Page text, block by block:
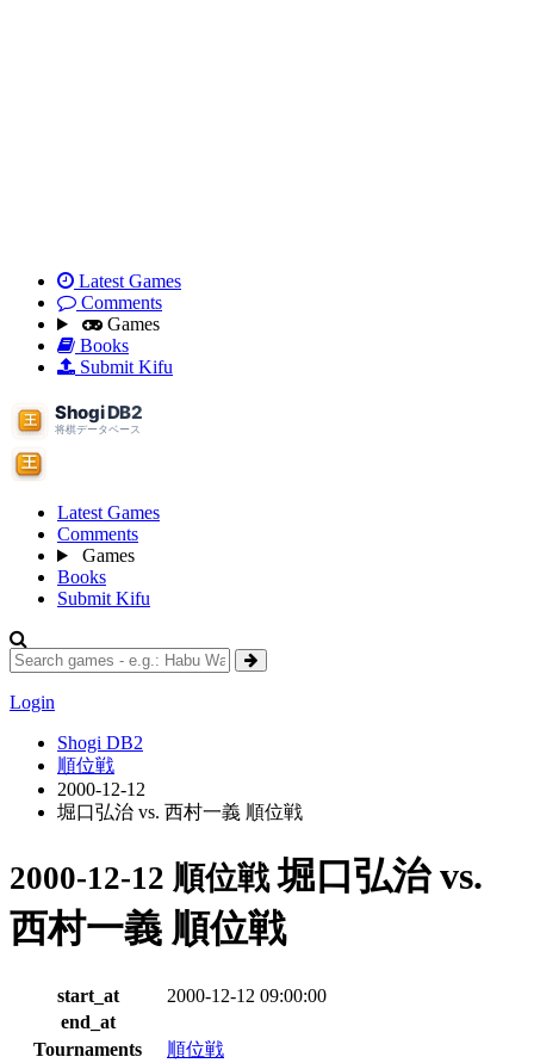
Latest Games
Comments
Games
Books
Submit Kifu
Latest Games
Comments
Games
Books
Submit Kifu
Login
Shogi DB2
順位戦
2000-12-12
堀口弘治 vs. 西村一義 順位戦
2000-12-12 順位戦堀口弘治 vs.
西村一義 順位戦
start_at
2000-12-12 09:00:00
end_at
Tournaments
順位戦